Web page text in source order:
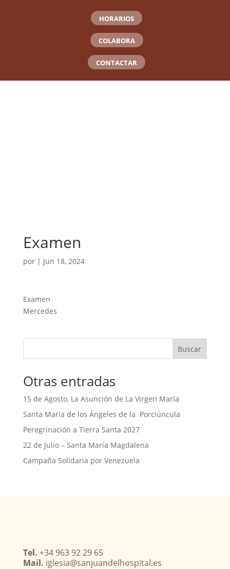
HORARIOS
COLABORA
CONTACTAR
Examen
por | Jun 18, 2024
Examen
Mercedes
Buscar
Otras entradas
15 de Agosto, La Asunción de La Virgen María
Santa María de los Ángeles de la Porciúncula
Peregrinación a Tierra Santa 2027
22 de Julio – Santa María Magdalena
Campaña Solidaria por Venezuela
Tel. +34 963 92 29 65
Mail. iglesia@sanjuandelhospital.es